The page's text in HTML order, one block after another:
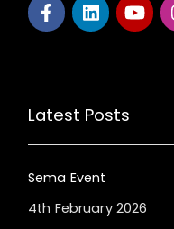
Latest Posts
Sema Event
4th February 2026